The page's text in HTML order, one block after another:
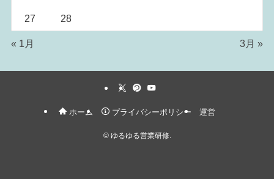
27 28
« 1月 3月 »
ホーム プライバシーポリシー 運営
©ゆるゆる営業研修.